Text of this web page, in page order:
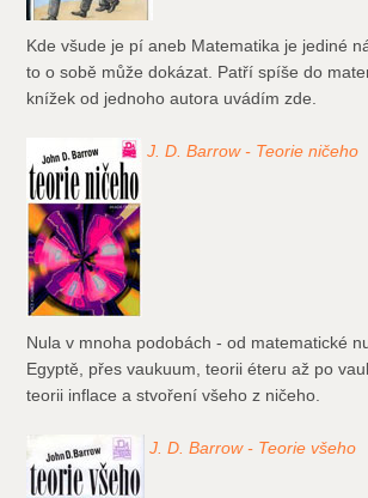
Kde všude je pí aneb Matematika je jediné
to o sobě může dokázat. Patří spíše do
knížek od jednoho autora uvádím zde.
J. D. Barrow - Teorie ničeho
Nula v mnoha podobách - od matematické
Egyptě, přes vaukuum, teorii éteru až po
teorii inflace a stvoření všeho z ničeho.
J. D. Barrow - Teorie všeho